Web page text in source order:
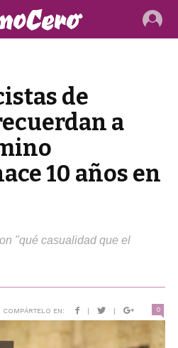
de
a
10 años en
"qué casualidad que el
COMPÁRTELO EN: | | 0